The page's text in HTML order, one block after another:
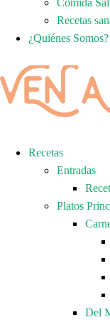
Comida
Recetas
¿Quiénes Somos?
Recetas
Entradas
Platos
Del